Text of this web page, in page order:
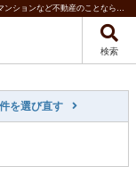
柿生駅 中古マンション｜川崎市の新築一戸建、中古住宅、土地、中古マンションなど不動産のことなら第一産業株式会社 中原営業所
検索
を選び直す